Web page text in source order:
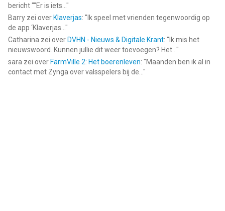
bericht ""Er is iets... "
Barry zei over Klaverjas: " Ik speel met vrienden tegenwoordig op
de app ‘Klaverjas... "
Catharina zei over DVHN - Nieuws & Digitale Krant: " Ik mis het
nieuwswoord. Kunnen jullie dit weer toevoegen? Het... "
sara zei over FarmVille 2: Het boerenleven: "Maanden ben ik al in
contact met Zynga over valsspelers bij de... "